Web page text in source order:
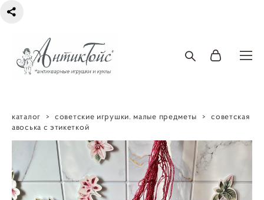
каталог > советские игрушки. малые предметы > советская
авоська с этикеткой